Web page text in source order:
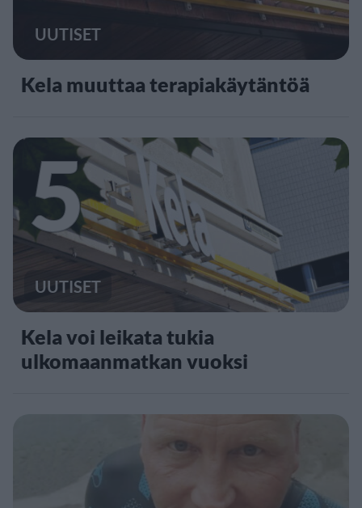
UUTISET
Kela muuttaa terapiakäytäntöä
5
UUTISET
Kela voi leikata tukia
ulkomaanmatkan vuoksi